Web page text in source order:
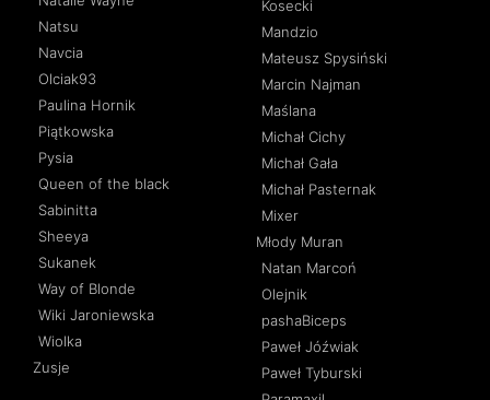
Natsu
Navcia
Olciak93
Paulina Hornik
Piątkowska
Pysia
Queen of the black
Sabinitta
Sheeya
Sukanek
Way of Blonde
Wiki Jaroniewska
Wiolka
Zusje
Kosecki
Mandzio
Mateusz Spysiński
Marcin Najman
Maślana
Michał Cichy
Michał Gała
Michał Pasternak
Mixer
Młody Muran
Natan Marcoń
Olejnik
pashaBiceps
Paweł Jóźwiak
Paweł Tyburski